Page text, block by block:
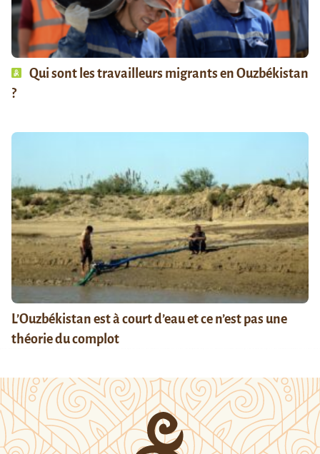
Qui sont les travailleurs migrants en Ouzbékistan
?
L’Ouzbékistan est à court d’eau et ce n’est pas une
théorie du complot